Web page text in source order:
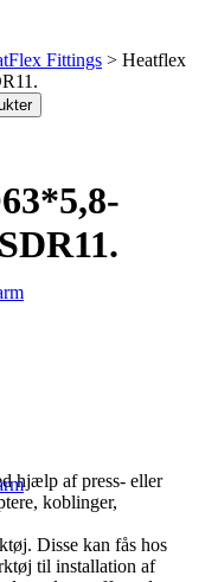
Fittings
Heatflex
hjælp af press- eller
koblinger,
Disse kan fås hos
til installation af